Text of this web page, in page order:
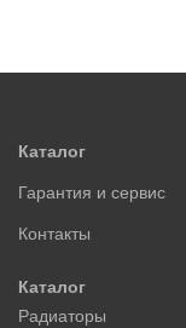
Каталог
Гарантия и сервис
Контакты
Каталог
Радиаторы